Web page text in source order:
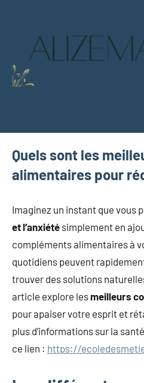
vert
Quels sont les
alimentaires pour
Imaginez un instant que vous
et l’anxiété simplement en
compléments alimentaires à
quotidiens peuvent
trouver des solutions
article explore lesmeilleurs
pour apaiser votre esprit et
plus d’informations sur la
ce lien : https://